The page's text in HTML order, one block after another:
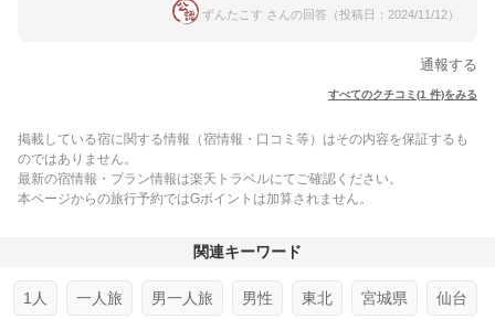
ずんたこす さんの回答（投稿日：2024/11/12）
通報する
すべてのクチコミ(1 件)をみる
掲載している宿に関する情報（宿情報・口コミ等）はその内容を保証するも
のではありません。
最新の宿情報・プラン情報は楽天トラベルにてご確認ください。
本ページからの旅行予約ではGポイントは加算されません。
関連キーワード
1人 一人旅 男一人旅 男性 東北 宮城県 仙台